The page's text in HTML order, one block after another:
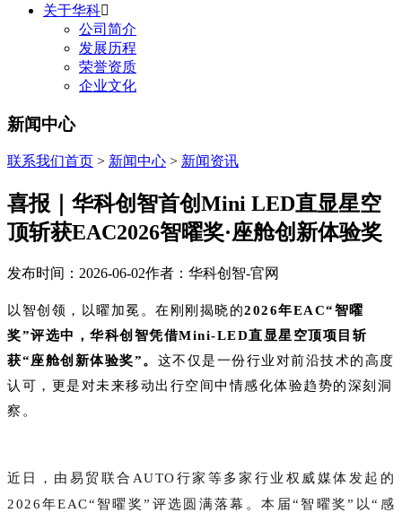
关于华科
公司简介
发展历程
荣誉资质
企业文化
新闻中心
联系我们首页 > 新闻中心 > 新闻资讯
喜报｜华科创智首创Mini LED直显星空
顶斩获EAC2026智曜奖·座舱创新体验奖
发布时间：2026-06-02作者：华科创智-官网
以智创领，以曜加冕。‌在刚刚揭晓的2026年EAC“智曜
奖”评选中，华科创智凭借Mini-LED直显星空顶‌项目斩
获“座舱创新体验奖”。 这不仅是一份行业对前沿技术的高度
认可，更是对未来移动出行空间中情感化体验趋势的深刻洞
察。
近日，由易贸联合AUTO行家等多家行业权威媒体发起的
2026年EAC“智曜奖”评选圆满落幕。本届“智曜奖”以‌“感